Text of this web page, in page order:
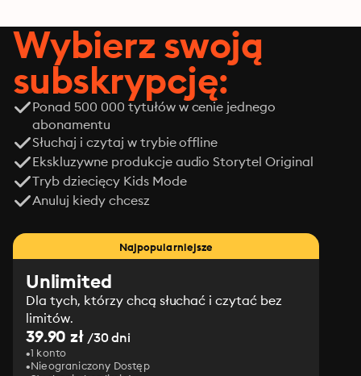
Wybierz swoją
subskrypcję:
Ponad 500 000 tytułów w cenie jednego
abonamentu
Słuchaj i czytaj w trybie offline
Ekskluzywne produkcje audio Storytel Original
Tryb dziecięcy Kids Mode
Anuluj kiedy chcesz
Najpopularniejsze
Unlimited
Dla tych, którzy chcą słuchać i czytać bez
limitów.
39.90 zł/30 dni
1 konto
Nieograniczony Dostęp